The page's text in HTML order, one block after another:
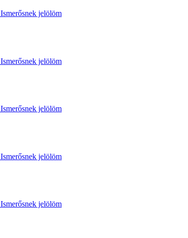
Ismerősnek jelölöm
Ismerősnek jelölöm
Ismerősnek jelölöm
Ismerősnek jelölöm
Ismerősnek jelölöm